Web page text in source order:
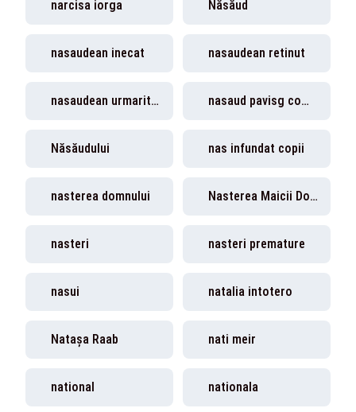
narcisa iorga Năsăud
nasaudean inecat nasaudean retinut
nasaudean urmarit international nasaud pavisg company srl
Năsăudului nas infundat copii
nasterea domnului Nasterea Maicii Domnului
nasteri nasteri premature
nasui natalia intotero
Natașa Raab nati meir
national nationala